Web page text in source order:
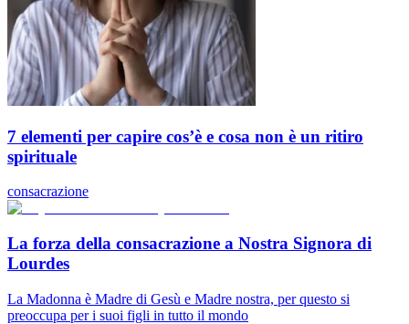
7 elementi per capire cos’è e cosa non è un ritiro
spirituale
consacrazione
La forza della consacrazione a Nostra Signora di
Lourdes
La Madonna è Madre di Gesù e Madre nostra, per questo si
preoccupa per i suoi figli in tutto il mondo